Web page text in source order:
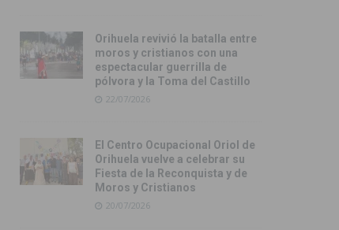
Orihuela revivió la batalla entre
moros y cristianos con una
espectacular guerrilla de
pólvora y la Toma del Castillo
22/07/2026
El Centro Ocupacional Oriol de
Orihuela vuelve a celebrar su
Fiesta de la Reconquista y de
Moros y Cristianos
20/07/2026